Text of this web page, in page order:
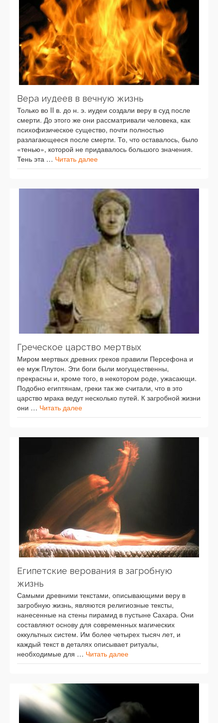
Вера иудеев в вечную жизнь
Только во II в. до н. э. иудеи создали веру в суд после
смерти. До этого же они рассматривали человека, как
психофизическое существо, почти полностью
разлагающееся после смерти. То, что оставалось, было
«тенью», которой не придавалось большого значения.
Тень эта … Читать далее
Греческое царство мертвых
Миром мертвых древних греков правили Персефона и
ее муж Плутон. Эти боги были могущественны,
прекрасны и, кроме того, в некотором роде, ужасающи.
Подобно египтянам, греки так же считали, что в это
царство мрака ведут несколько путей. К загробной жизни
они … Читать далее
Египетские верования в загробную
жизнь
Самыми древними текстами, описывающими веру в
загробную жизнь, являются религиозные тексты,
нанесенные на стены пирамид в пустыне Сахара. Они
составляют основу для современных магических
оккультных систем. Им более четырех тысяч лет, и
каждый текст в деталях описывает ритуалы,
необходимые для … Читать далее